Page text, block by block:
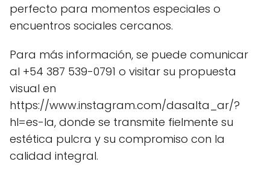
perfecto para momentos especiales o
encuentros sociales cercanos.
Para más información, se puede comunicar
al +54 387 539-0791 o visitar su propuesta
visual en
https://www.instagram.com/dasalta_ar/?
hl=es-la, donde se transmite fielmente su
estética pulcra y su compromiso con la
calidad integral.